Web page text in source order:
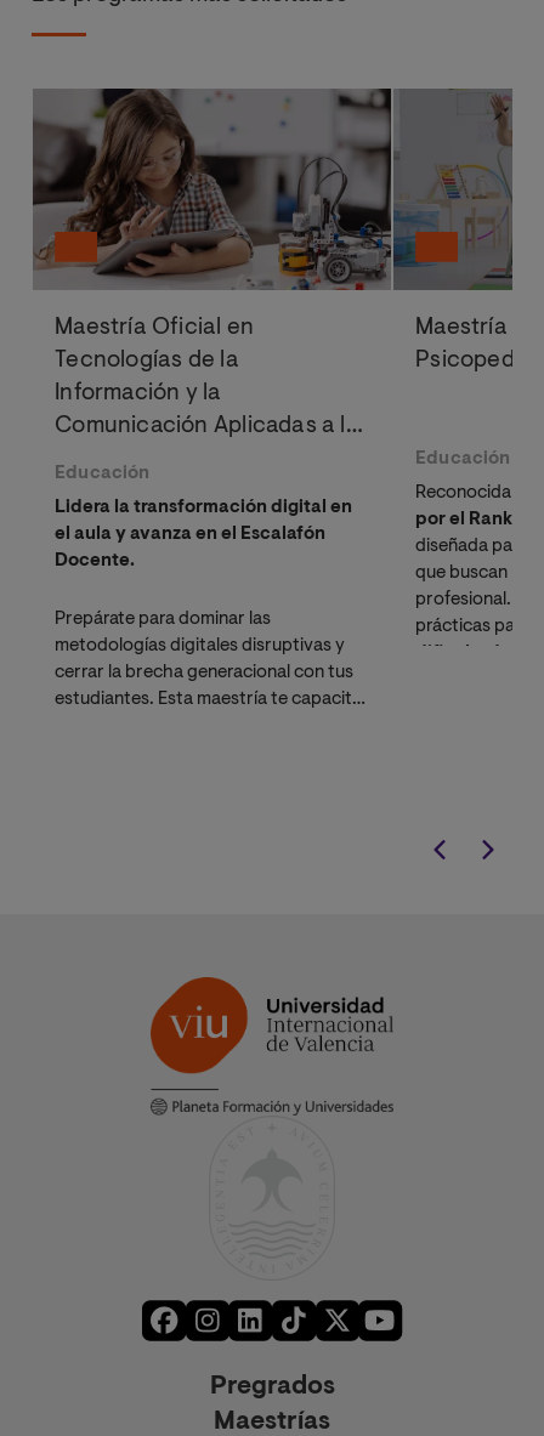
Maestría Oficial en
Tecnologías de la
Información y la
Comunicación Aplicadas a la
Educación
Educación
Lidera la transformación digital en
el aula y avanza en el Escalafón
Docente.
Prepárate para dominar las
metodologías digitales disruptivas y
cerrar la brecha generacional con tus
estudiantes. Esta maestría te capacita
Maestría
Educación
Reconocida en
por el
diseñada para
que buscan
profesional.
prácticas para
Pregrados
Maestrías